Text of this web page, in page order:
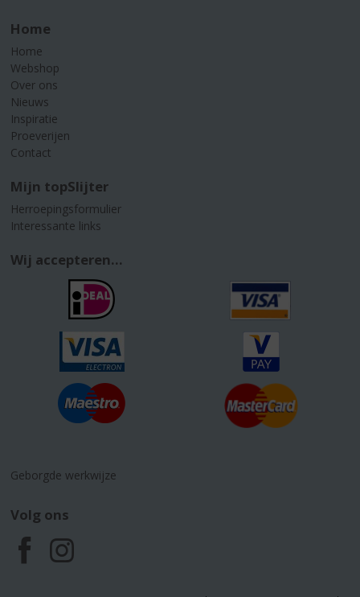
Home
Home
Webshop
Over ons
Nieuws
Inspiratie
Proeverijen
Contact
Mijn topSlijter
Herroepingsformulier
Interessante links
Wij accepteren...
Geborgde werkwijze
Volg ons
F
I